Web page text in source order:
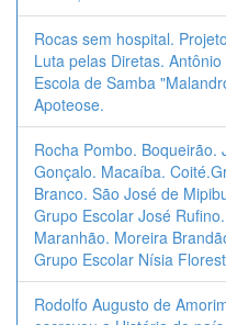
Rocas sem hospital.
Luta pelas Diretas.
Escola de Samba
Apoteose.
Rocha Pombo. Boqueirão.
Gonçalo. Macaíba.
Branco. São José de
Grupo Escolar José
Maranhão. Moreira
Grupo Escolar Nísia
Rodolfo Augusto de